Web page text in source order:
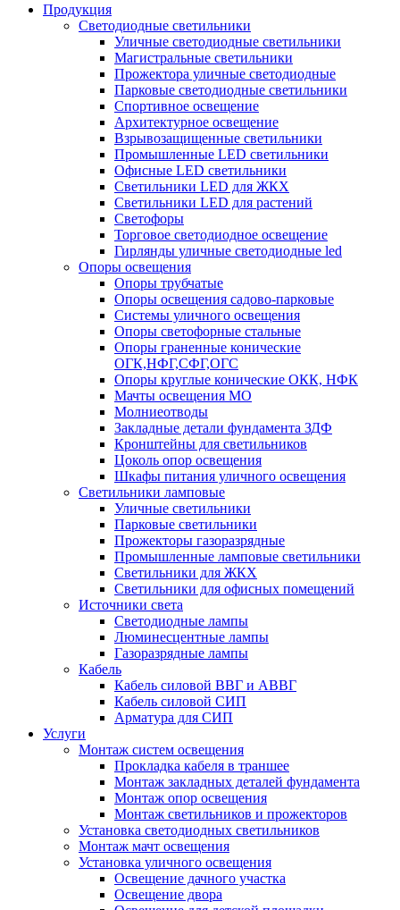
Продукция
Светодиодные светильники
Уличные светодиодные светильники
Магистральные светильники
Прожектора уличные светодиодные
Парковые светодиодные светильники
Спортивное освещение
Архитектурное освещение
Взрывозащищенные светильники
Промышленные LED светильники
Офисные LED светильники
Cветильники LED для ЖКХ
Светильники LED для растений
Светофоры
Торговое светодиодное освещение
Гирлянды уличные светодиодные led
Опоры освещения
Опоры трубчатые
Опоры освещения садово-парковые
Системы уличного освещения
Опоры светофорные стальные
Опоры граненные конические
ОГК,НФГ,СФГ,ОГС
Опоры круглые конические ОКК, НФК
Мачты освещения МО
Молниеотводы
Закладные детали фундамента ЗДФ
Кронштейны для светильников
Цоколь опор освещения
Шкафы питания уличного освещения
Светильники ламповые
Уличные светильники
Парковые светильники
Прожекторы газоразрядные
Промышленные ламповые светильники
Светильники для ЖКХ
Светильники для офисных помещений
Источники света
Светодиодные лампы
Люминесцентные лампы
Газоразрядные лампы
Кабель
Кабель силовой ВВГ и АВВГ
Кабель силовой СИП
Арматура для СИП
Услуги
Монтаж систем освещения
Прокладка кабеля в траншее
Монтаж закладных деталей фундамента
Монтаж опор освещения
Монтаж светильников и прожекторов
Установка светодиодных светильников
Монтаж мачт освещения
Установка уличного освещения
Освещение дачного участка
Освещение двора